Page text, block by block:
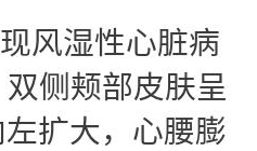
风湿性心脏病
侧颊部皮肤呈
扩大，心腰膨